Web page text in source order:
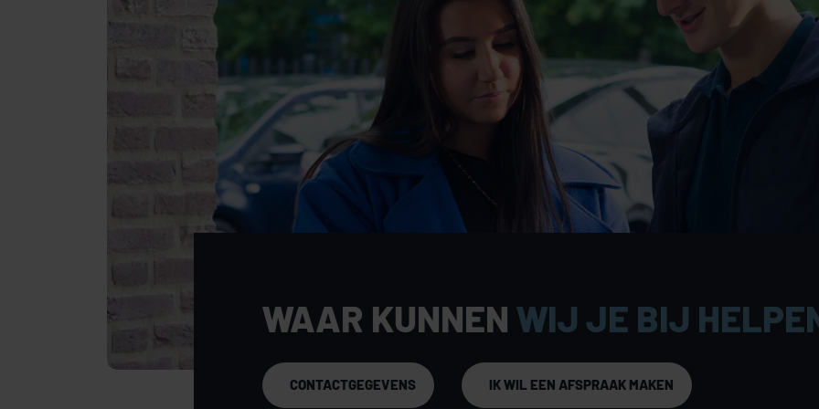
De ligging aan de Romeinenweg is zonder meer een van de sterke punten van dit object. De
unit bevindt zich op een prominente zichtlocatie nabij de “Weg van de Toekomst”, wat zorgt
voor uitstekende zichtbaarheid richting passerend verkeer. Dit maakt het object bijzonder
interessant voor bedrijven die hun aanwezigheid willen versterken of klanten willen
ontvangen op een goed vindbare locatie.
voor zowel lokale als regionale activiteiten. De combinatie van bereikbaarheid, zichtbaarheid
en een verzorgde omgeving maakt dit een aantrekkelijke vestigingsplek.
Nieuwsgierig geworden naar de mogelijkheden van deze veelzijdige bedrijfsunit? Neem
WAAR KUNNEN WIJ JE BIJ
CONTACTGEGEVENS IK WIL EEN AFSPRAAK MAKEN